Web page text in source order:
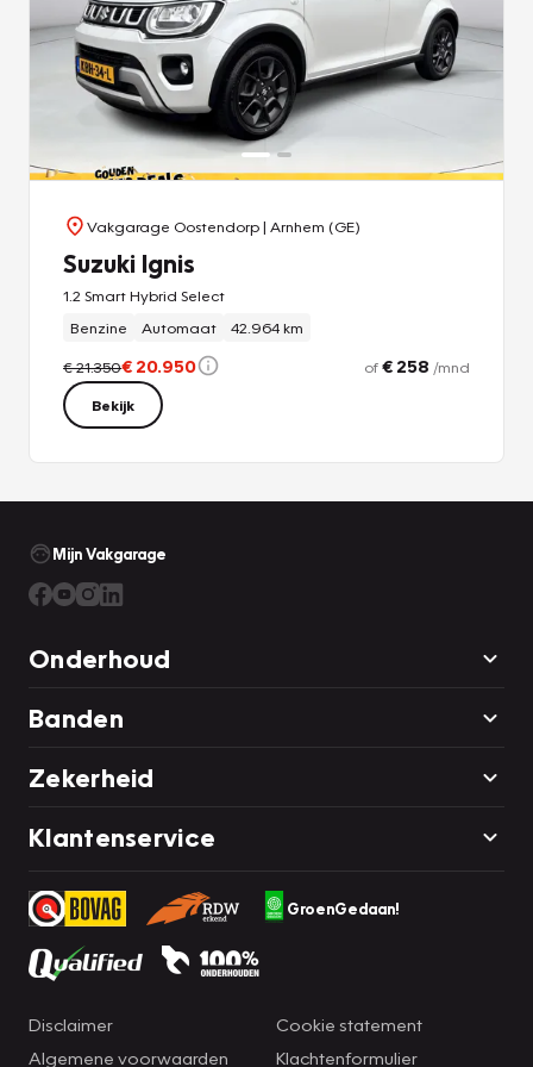
Vakgarage Oostendorp| Arnhem (GE)
Suzuki Ignis
1.2 Smart Hybrid Select
Benzine
Automaat 42.964 km
€ 21.350€ 20.950 of€ 258 /mnd
Bekijk
Mijn Vakgarage
Onderhoud
Banden
Zekerheid
Klantenservice
GroenGedaan!
Disclaimer
Algemene voorwaarden
Cookie statement
Klachtenformulier